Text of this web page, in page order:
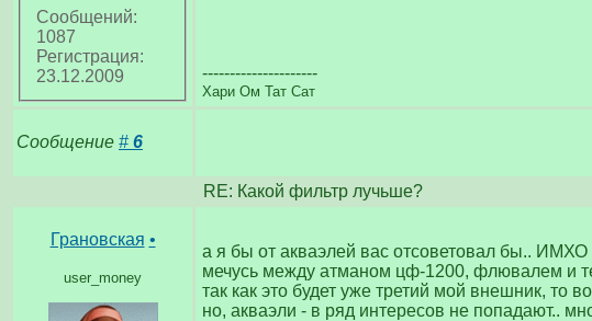
Сообщений:
1087
Регистрация:
23.12.2009
---------------------
Хари Ом Тат Сат
Сообщение # 6
RE: Какой фильтр лучьше?
Грановская •
user_money
а я бы от акваэлей вас отсоветовал бы.. ИМХО
мечусь между атманом цф-1200, флювалем и
так как это будет уже третий мой внешник, то
но, акваэли - в ряд интересов не попадают..